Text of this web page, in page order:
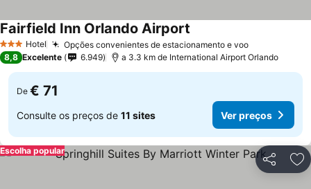
3 EstrelasHotel Opções convenientes de estacionamento e vooVer preços
Fairfield Inn Orlando Airport
8,8 Excelente 6.949 a 3.3 km de International Airport Orlando
De € 71
Consulte os preços de 11 sites Ver preços
Partilhar
Escolha popular